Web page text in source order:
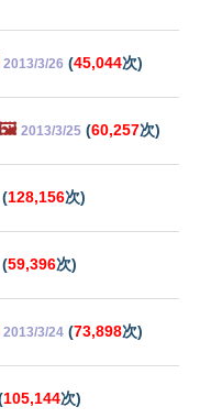
2013/3/26 (45,044次)
2013/3/25 (60,257次)
(128,156次)
(59,396次)
2013/3/24 (73,898次)
105,144次)